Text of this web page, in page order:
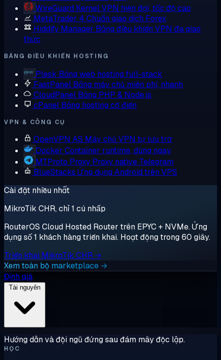
WireGuard Kernel VPN hiện đại, tốc độ cao
MetaTrader 4 Chuẩn giao dịch Forex
Hiddify Manager Bảng điều khiển VPN đa giao
thức
BẢNG ĐIỀU KHIỂN HOSTING
Plesk Bảng web hosting full-stack
FastPanel Bảng máy chủ miễn phí, nhanh
CloudPanel Bảng PHP & Node.js
cPanel Bảng hosting cổ điển
VPN & CÔNG CỤ
OpenVPN AS Máy chủ VPN tự lưu trữ
Docker Container runtime, dùng ngay
MTProto Proxy Proxy native Telegram
BlueStacks Ứng dụng Android trên VPS
Cài đặt nhiều nhất
MikroTik CHR, chỉ 1 cú nhấp
RouterOS Cloud Hosted Router trên EPYC + NVMe. Ứng
dụng số 1 khách hàng triển khai. Hoạt động trong 60 giây.
Triển khai MikroTik CHR →
Xem toàn bộ marketplace →
Định giá
Hướng dẫn và đội ngũ đứng sau đám mây độc lập.
HỌC